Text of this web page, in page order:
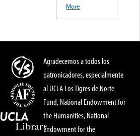
More
Agradecemos a todos los
patronicadores, especialmente
al UCLA Los Tigres de Norte
Fund, National Endowment for
the Humanities, National
Endowment for the